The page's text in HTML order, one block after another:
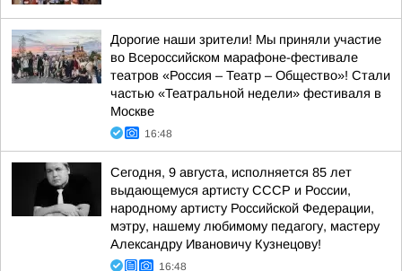
Дорогие наши зрители! Мы приняли участие
во Всероссийском марафоне-фестивале
театров «Россия – Театр – Общество»! Стали
частью «Театральной недели» фестиваля в
Москве
16:48
Сегодня, 9 августа, исполняется 85 лет
выдающемуся артисту СССР и России,
народному артисту Российской Федерации,
мэтру, нашему любимому педагогу, мастеру
Александру Ивановичу Кузнецову!
16:48